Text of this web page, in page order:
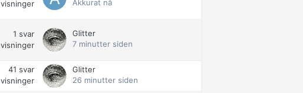
visninger
Akkurat nå
1 svar
visninger
Glitter
7 minutter siden
41 svar
visninger
Glitter
26 minutter siden